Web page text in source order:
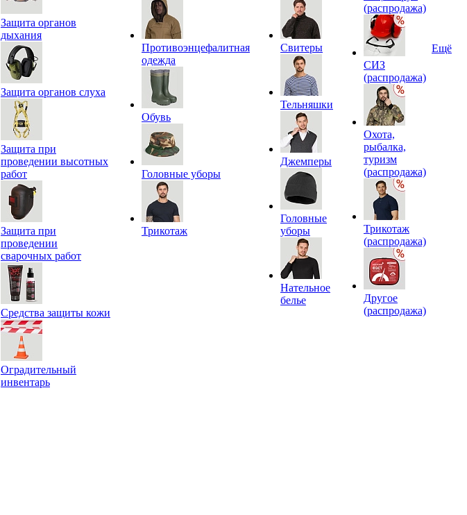
Защита органов
дыхания
Защита органов слуха
Защита при
проведении высотных
работ
Защита при
проведении
сварочных работ
Средства защиты кожи
Оградительный
инвентарь
Противоэнцефалитная
одежда
Обувь
Головные уборы
Трикотаж
Свитеры
Тельняшки
Джемперы
Головные
уборы
Нательное
белье
(распродажа)
СИЗ
(распродажа)
Охота,
рыбалка,
туризм
(распродажа)
Трикотаж
(распродажа)
Другое
(распродажа)
Ещё